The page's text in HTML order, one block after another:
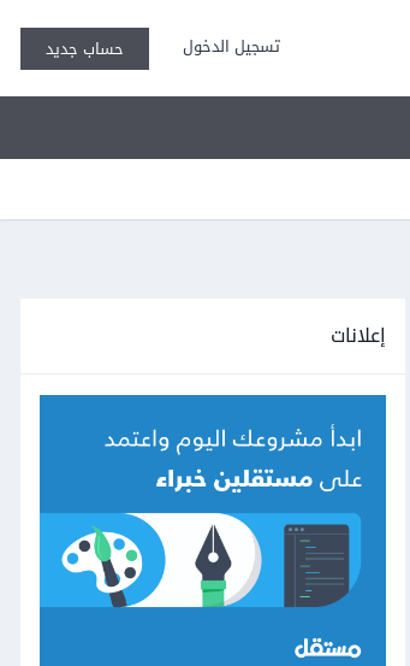
تسجيل الدخول حساب جديد
إعلانات